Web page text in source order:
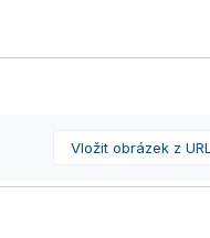
Vložit obrázek z URL